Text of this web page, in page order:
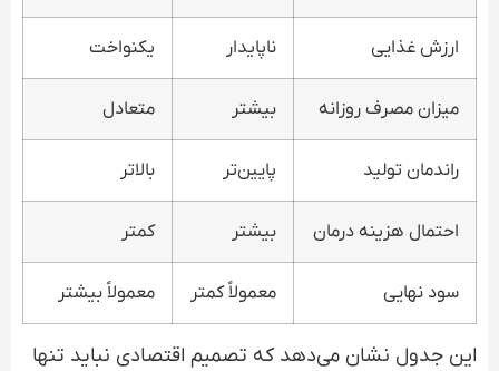
ارزش غذایی ناپایدار یکنواخت
میزان مصرف روزانه بیشتر متعادل
راندمان تولید پایین‌تر بالاتر
احتمال هزینه درمان بیشتر کمتر
سود نهایی معمولاً کمتر معمولاً بیشتر
این جدول نشان می‌دهد که تصمیم اقتصادی نباید تنها